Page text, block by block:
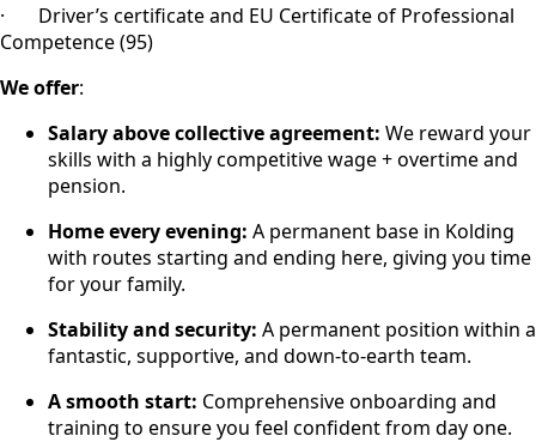
· Driver’s certificate and EU Certificate of Professional
Competence (95)
We offer:
Salary above collective agreement: We reward your
skills with a highly competitive wage + overtime and
pension.
Home every evening: A permanent base in Kolding
with routes starting and ending here, giving you time
for your family.
Stability and security: A permanent position within a
fantastic, supportive, and down-to-earth team.
A smooth start: Comprehensive onboarding and
training to ensure you feel confident from day one.